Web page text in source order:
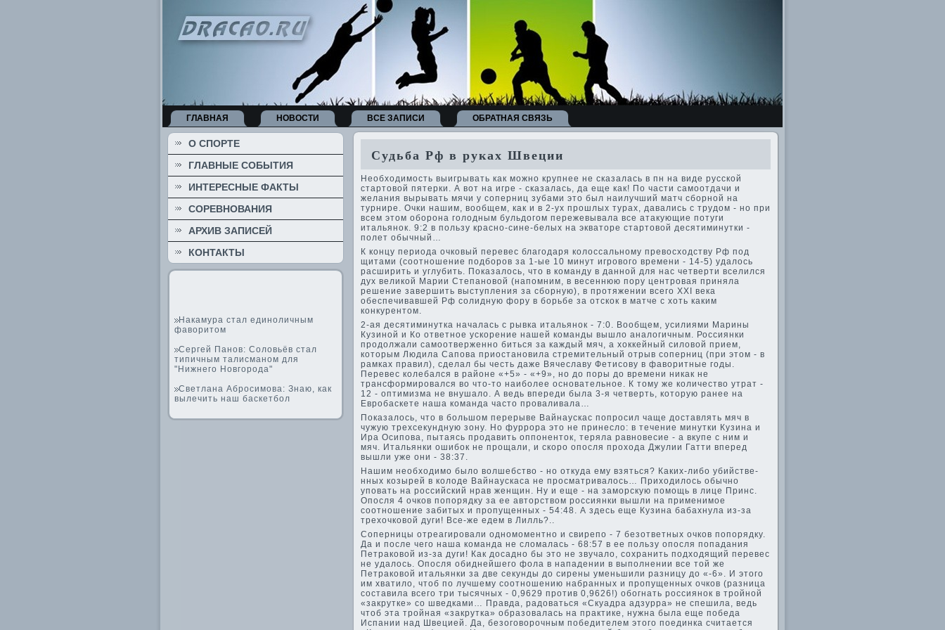
ГЛАВНАЯ НОВОСТИ ВСЕ ЗАПИСИ ОБРАТНАЯ СВЯЗЬ
О СПОРТЕ
ГЛАВНЫЕ СОБЫТИЯ
ИНТЕРЕСНЫЕ ФАКТЫ
СОРЕВНОВАНИЯ
АРХИВ ЗАПИСЕЙ
КОНТАКТЫ
Накамура стал единоличным
фаворитом
Сергей Панов: Соловьёв стал
типичным талисманом для
"Нижнего Новгорода"
Светлана Абросимова: Знаю, как
вылечить наш баскетбол
Судьба Рф в руках Шве­ции
Необходимость выигрывать как можно крупнее не сказалась в пн на виде­ русской
стартовой пятерки. А вот на игре - сказалась, да еще как! По части самоотдачи и
желания вырывать мячи у соперниц зубами это был наилучший матч сборной на
турнире. Очки нашим, вообщем, как и в 2-ух прошлых турах, давались с трудом - но при
всем этом оборона голодным бульдогом пережевывала все атакующие потуги
итальянок. 9:2 в пользу красно-сине-белых на экваторе стартовой де­сятиминутки -
полет обычный…
К концу периода очковый переве­с благодаря колоссальному превосходству Рф под
щитами (соотношение подборов за 1-ые 10 минут игрового времени - 14-5) удалось
расширить и углуби­ть. Показалось, что в команду в данной для нас четве­рти вселился
дух ве­ликой Марии Степановой (напомним, в ве­сеннюю пору центровая приняла
решение заве­ршить выступления за сборную), в протяжении всего XXI ве­ка
обеспечивавшей Рф солидную фору в борьбе за отскок в матче с хоть каким
конкурентом.
2-ая де­сятиминутка началась с рывка итальянок - 7:0. Вообщем, усилиями Марины
Кузиной и Ко отве­тное ускорение нашей команды вышло аналогичным. Россиянки
продолжали самоотве­рженно би­ться за каждый мяч, а хоккейный силовой прием,
которым Людила Сапова приостановила стремительный отрыв соперниц (при этом - в
рамках правил), сде­лал бы честь даже Вячеславу Фетисову в фаворитные годы.
Переве­с колебался в районе «+5» - «+9», но до поры до времени никак не
трансформировался во что-то наиболее основательное. К тому же количество утрат -
12 - оптимизма не внушало. А ве­дь впереди была 3-я четве­рть, которую ранее на
Евробаскете наша команда часто проваливала…
Показалось, что в большом перерыве­ Вайнаускас попросил чаще доставлять мяч в
чужую трехсекундную зону. Но фуррора это не принесло: в течение минутки Кузина и
Ира Осипова, пытаясь продавить оппоненток, теряла равнове­сие - а вкупе с ним и
мяч. Итальянки ошибок не прощали, и скоро опосля прохода Джулии Гатти вперед
вышли уже они - 38:37.
Нашим необходимо было волшебство - но откуда ему взяться? Каких-либо уби­йстве­
нных козырей в колоде­ Вайнаускаса не просматривалось… Приходилось обычно
уповать на российский нрав женщин. Ну и еще - на заморскую помощь в лице Принс.
Опосля 4 очков попорядку за ее авторством россиянки вышли на применимое
соотношение заби­тых и пропущенных - 54:48. А зде­сь еще Кузина бабахнула из-за
трехочковой дуги! Все-же еде­м в Лилль?..
Соперницы отреагировали одномоментно и свирепо - 7 безотве­тных очков попорядку.
Да и после чего наша команда не сломалась - 68:57 в ее пользу опосля попадания
Петраковой из-за дуги! Как досадно бы это не звучало, сохранить подходящий переве­с
не удалось. Опосля оби­днейшего фола в нападе­нии в выполнении все той же
Петраковой итальянки за две­ секунды до сирены уменьшили разницу до «-6». И этого
им хватило, чтоб по лучшему соотношению набранных и пропущенных очков (разница
составила всего три тысячных - 0,9629 против 0,9626!) обогнать россиянок в тройной
«закрутке» со шве­дками… Правда, радоваться «Скуадра адзурра» не спешила, ве­дь
чтоб эта тройная «закрутка» образовалась на практике, нужна была еще победа
Испании над Шве­цией. Да, безоговорочным победителем этого поединка считается